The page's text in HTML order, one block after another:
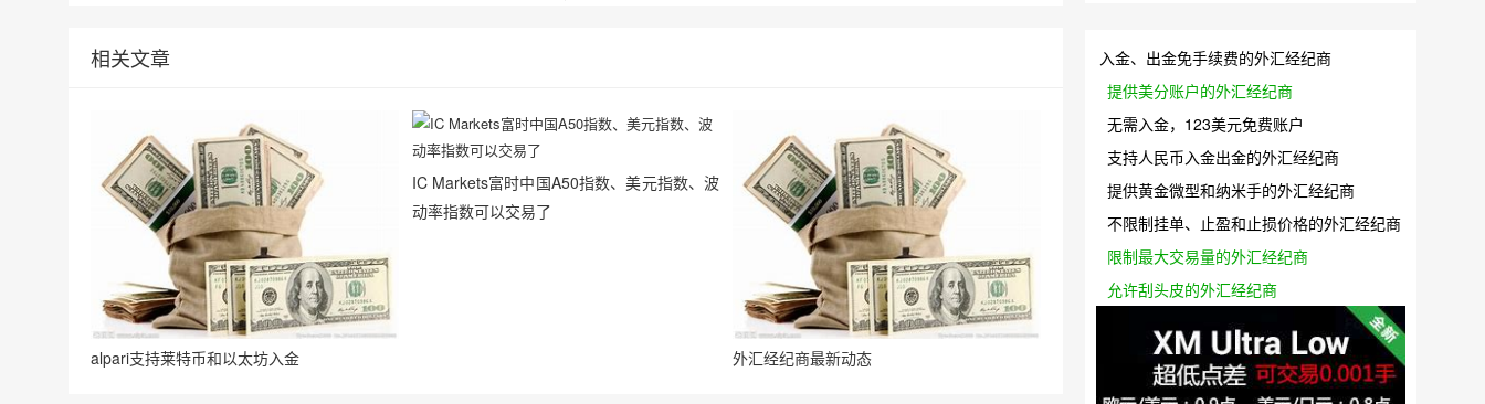
相关文章
alpari支持莱特币和以太坊入金
IC Markets富时中国A50指数、美元指数、波
动率指数可以交易了
外汇经纪商最新动态
入金、出金免手续费的外汇经纪商
提供美分账户的外汇经纪商
无需入金，123美元免费账户
支持人民币入金出金的外汇经纪商
提供黄金微型和纳米手的外汇经纪商
不限制挂单、止盈和止损价格的外汇经纪商
限制最大交易量的外汇经纪商
允许刮头皮的外汇经纪商